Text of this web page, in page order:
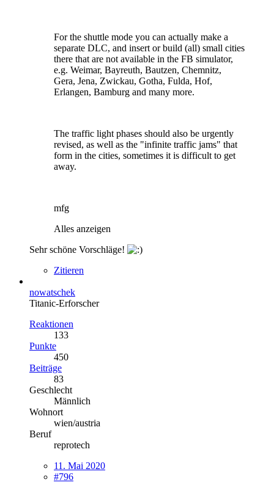
For the shuttle mode you can actually make a
separate DLC, and insert or build (all) small cities
there that are not available in the FB simulator,
e.g. Weimar, Bayreuth, Bautzen, Chemnitz,
Gera, Jena, Zwickau, Gotha, Fulda, Hof,
Erlangen, Bamburg and many more.
The traffic light phases should also be urgently
revised, as well as the "infinite traffic jams" that
form in the cities, sometimes it is difficult to get
away.
mfg
Alles anzeigen
Sehr schöne Vorschläge!
Zitieren
nowatschek
Titanic-Erforscher
Reaktionen
133
Punkte
450
Beiträge
83
Geschlecht
Männlich
Wohnort
wien/austria
Beruf
reprotech
11. Mai 2020
#796